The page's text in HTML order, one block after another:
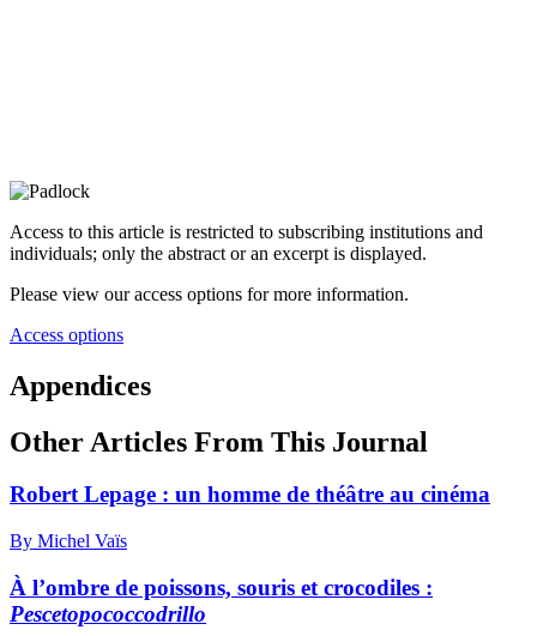
Access to this article is restricted to subscribing institutions and
individuals; only the abstract or an excerpt is displayed.
Please view our access options for more information.
Access options
Appendices
Other Articles From This Journal
Robert Lepage : un homme de théâtre au cinéma
By Michel Vaïs
À l’ombre de poissons, souris et crocodiles :
Pescetopococcodrillo